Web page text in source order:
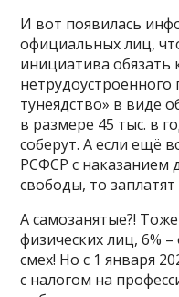
И вот появилась
официальных лиц,
инициатива
нетрудоустроенного
тунеядство» в виде
в размере 45 тыс. в
соберут. А если ещё
РСФСР с наказанием
свободы, то
А самозанятые?!
физических лиц, 6%
смех! Но с 1 января
с налогом на